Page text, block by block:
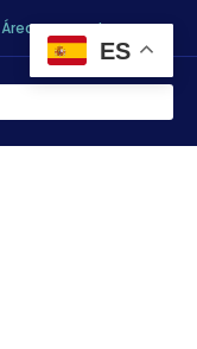
Área personal
ES